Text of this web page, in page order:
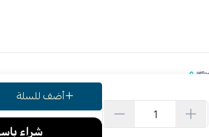
أضف للسلة